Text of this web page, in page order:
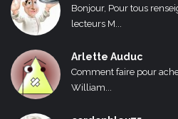
Bonjour, Pour tous
lecteurs M...
Arlette Auduc
Comment faire pour
William...